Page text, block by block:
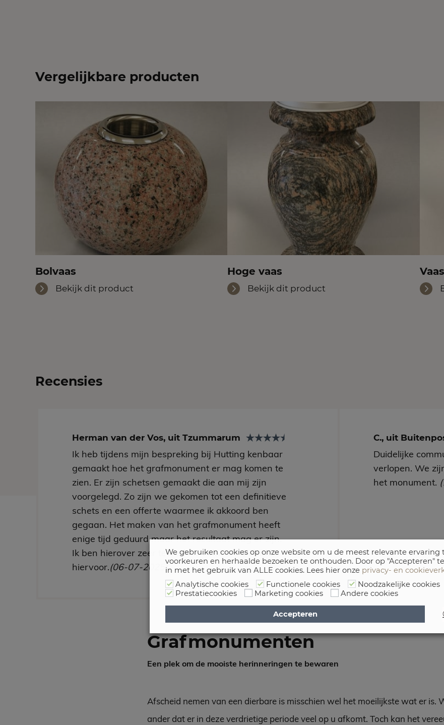
Vergelijkbare producten
Bolvaas
Bekijk dit product
Hoge vaas
Bekijk dit product
Recensies
Herman van der Vos, uit Tzummarum
Ik heb tijdens mijn bespreking bij Hutting kenbaar
gemaakt hoe het grafmonument er mag komen te
zien. Er zijn schetsen gemaakt die aan mij zijn
voorgelegd. Zo zijn we gekomen tot een definitieve
schets en een offerte waarmee ik akkoord ben
gegaan. Het maken van het grafmonument heeft
enige tijd geduurd maar het resultaat mag er zijn.
Ik ben hierover zeer tevreden. Vakwerk! Bedankt
hiervoor.(06-07-2025)
C., uit
Duidelijke
verlopen. We
het monument.
Grafmonumenten
Een plek om de mooiste herinneringen te bewaren
Afscheid nemen van een dierbare is misschien wel het moeilijkste wat er is.
ander dat er in deze verdrietige periode veel op u afkomt. Toch kan het
We gebruiken cookies op onze website om u de meest relevante ervaring
voorkeuren en herhaalde bezoeken te onthouden. Door op "Accepteren"
in met het gebruik van ALLE cookies. Lees hier onze privacy- en
Analytische cookies
Functionele cookies
Noodzakelijke cookies
Prestatiecookies
Marketing cookies Andere cookies
Accepteren